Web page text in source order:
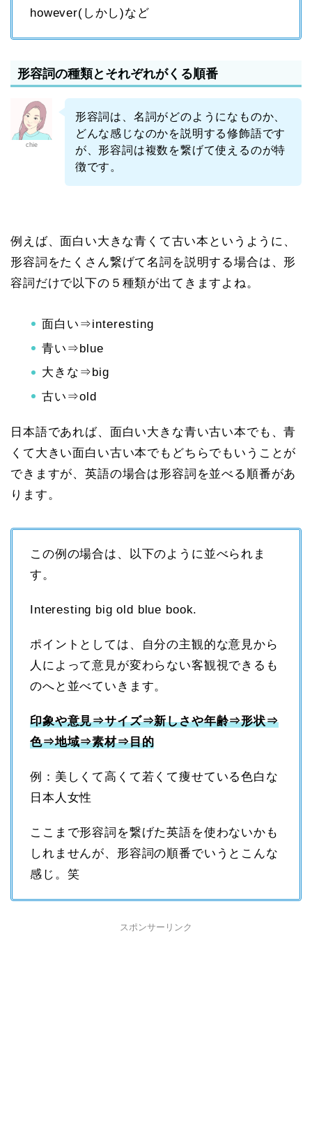
however(しかし)など
形容詞の種類とそれぞれがくる順番
chie
形容詞は、名詞がどのようになものか、
どんな感じなのかを説明する修飾語です
が、形容詞は複数を繋げて使えるのが特
徴です。
例えば、面白い大きな青くて古い本というように、
形容詞をたくさん繋げて名詞を説明する場合は、形
容詞だけで以下の５種類が出てきますよね。
面白い⇒interesting
青い⇒blue
大きな⇒big
古い⇒old
日本語であれば、面白い大きな青い古い本でも、青
くて大きい面白い古い本でもどちらでもいうことが
できますが、英語の場合は形容詞を並べる順番があ
ります。
この例の場合は、以下のように並べられま
す。
Interesting big old blue book.
ポイントとしては、自分の主観的な意見から
人によって意見が変わらない客観視できるも
のへと並べていきます。
印象や意見⇒サイズ⇒新しさや年齢⇒形状⇒
色⇒地域⇒素材⇒目的
例：美しくて高くて若くて痩せている色白な
日本人女性
ここまで形容詞を繋げた英語を使わないかも
しれませんが、形容詞の順番でいうとこんな
感じ。笑
スポンサーリンク